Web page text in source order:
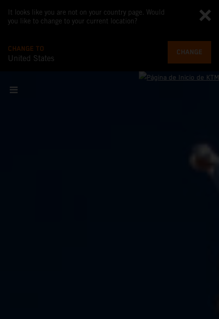
It looks like you are not on your country page. Would
you like to change to your current location?
CHANGE TO
United States
CHANGE